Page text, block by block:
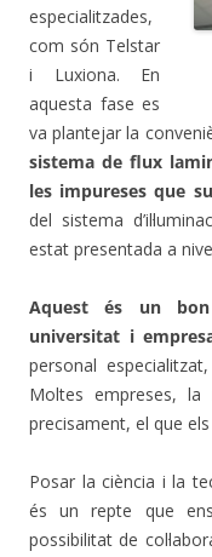
especialitzades,
com són Telstar
i Luxiona. En
aquesta fase es
va plantejar la
sistema de flux
les impureses que
del sistema
estat presentada a
Aquest és un bon
universitat i
personal
Moltes empreses, la
precisament, el que
Posar la ciència i la
és un repte que
possibilitat de